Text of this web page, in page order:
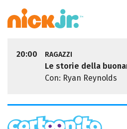
20:00 RAGAZZI
Le storie della
Con: Ryan Reynolds